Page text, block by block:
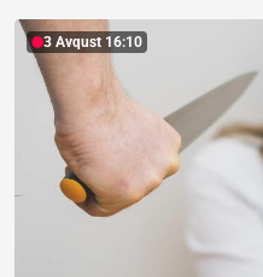
3 Avqust 16:10